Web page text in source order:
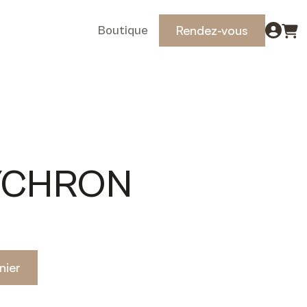
Boutique Rendez-vous